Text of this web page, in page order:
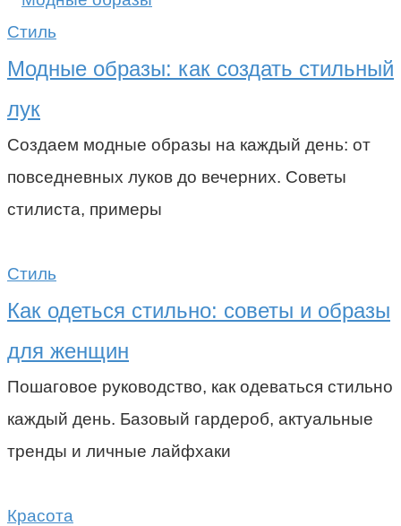
Стиль
Модные образы: как создать стильный
лук
Создаем модные образы на каждый день: от
повседневных луков до вечерних. Советы
стилиста, примеры
Стиль
Как одеться стильно: советы и образы
для женщин
Пошаговое руководство, как одеваться стильно
каждый день. Базовый гардероб, актуальные
тренды и личные лайфхаки
Красота